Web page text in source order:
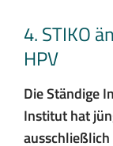
4. STIKO
HPV
Die Ständige
Institut hat